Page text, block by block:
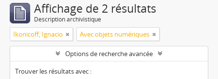
Affichage de 2 résultats
Description archivistique
Ikonicoff, Ignacio Avec objets numériques
Options de recherche avancée
Trouver les résultats avec :